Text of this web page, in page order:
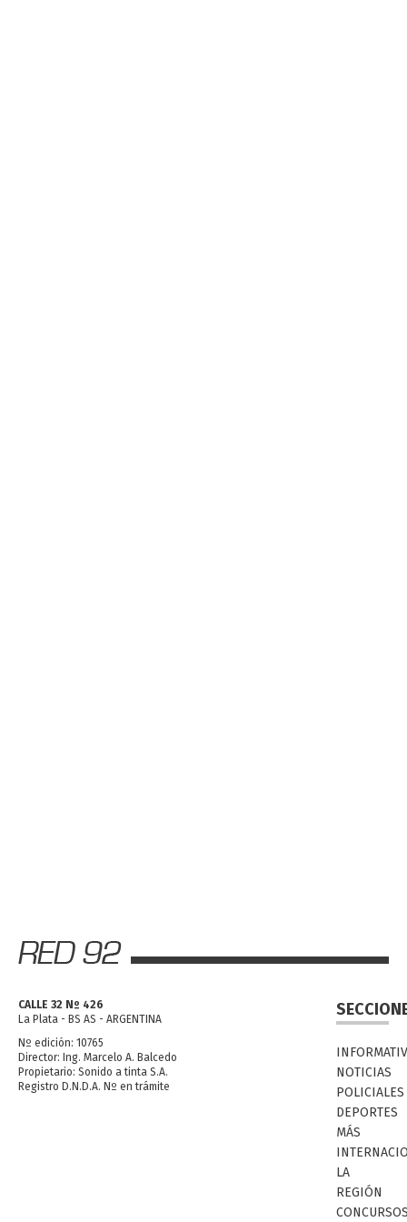
CALLE 32 Nº 426
La Plata - BS AS - ARGENTINA
Nº edición: 10765
Director: Ing. Marcelo A. Balcedo
Propietario: Sonido a tinta S.A.
Registro D.N.D.A. Nº en trámite
NOTICIAS
POLICIALES
DEPORTES
MÁS
LA
REGIÓN